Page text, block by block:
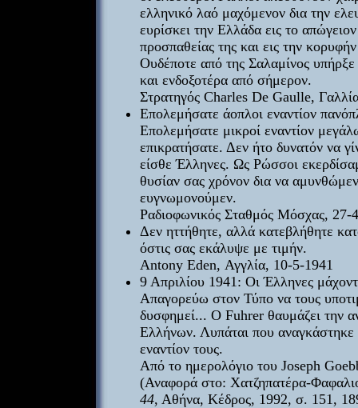
ελληνικό λαό μαχόμενον δια την
ευρίσκει την Ελλάδα εις το
προσπαθείας της και εις την
Ουδέποτε από της Σαλαμίνος
και ενδοξοτέρα από σήμερον.
Στρατηγός Charles De Gaulle,
Επολεμήσατε άοπλοι εναντίον
Επολεμήσατε μικροί εναντίον
επικρατήσατε. Δεν ήτο δυνατόν να
είσθε Έλληνες. Ως Ρώσσοι
θυσίαν σας χρόνον δια να
ευγνωμονούμεν.
Ραδιοφωνικός Σταθμός Μόσχας, 27-
Δεν ηττήθητε, αλλά κατεβλήθητε
όστις σας εκάλυψε με τιμήν.
Antony Eden, Αγγλία, 10-5-1941
9 Απριλίου 1941: Οι Έλληνες
Απαγορεύω στον Τύπο να τους
δυσφημεί... Ο Fuhrer θαυμάζει την
Ελλήνων. Λυπάται που αναγκάστηκε
εναντίον τους.
Από το ημερολόγιο του Joseph
(Αναφορά στο: Χατζηπατέρα-
44, Αθήνα, Κέδρος, 1992, σ. 151,